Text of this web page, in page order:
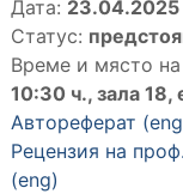
Дата: 23.04.2025
Статус:
Време и място
10:30 ч., зала
Автореферат
Рецензия на
(eng)